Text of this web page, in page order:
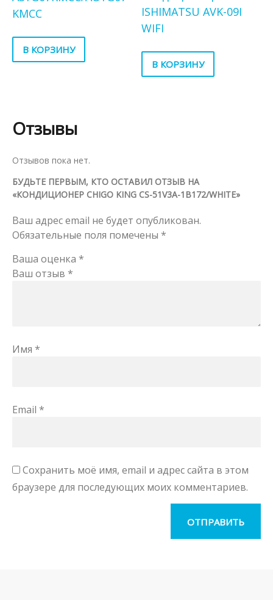
KMCC
В КОРЗИНУ
ISHIMATSU AVK-09I
WIFI
В КОРЗИНУ
Отзывы
Отзывов пока нет.
БУДЬТЕ ПЕРВЫМ, КТО ОСТАВИЛ ОТЗЫВ НА
«КОНДИЦИОНЕР CHIGO KING CS-51V3A-1B172/WHITE»
Ваш адрес email не будет опубликован.
Обязательные поля помечены *
Ваша оценка *
Ваш отзыв *
Имя *
Email *
Сохранить моё имя, email и адрес сайта в этом
браузере для последующих моих комментариев.